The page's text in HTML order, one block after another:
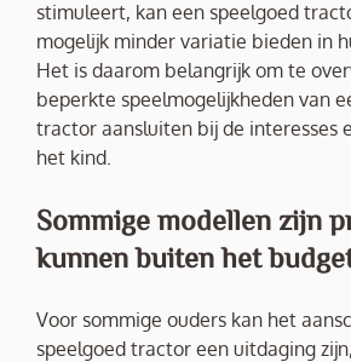
stimuleert, kan een speelgoed
mogelijk minder variatie bieden in
Het is daarom belangrijk om te
beperkte speelmogelijkheden van
tractor aansluiten bij de interesses
het kind.
Sommige modellen zijn
kunnen buiten het
Voor sommige ouders kan het
speelgoed tractor een uitdaging